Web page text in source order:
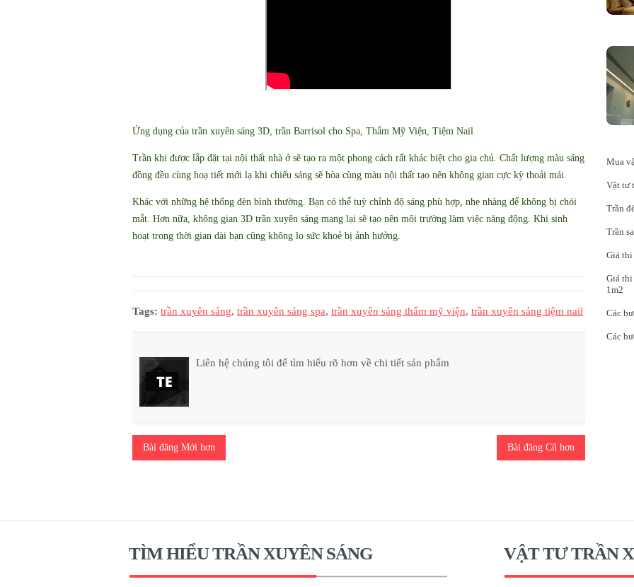
Ứng dụng của trần xuyên sáng 3D, trần Barrisol cho Spa, Thẩm Mỹ Viện, Tiệm Nail
Trần khi được lắp đặt tại nội thất nhà ở sẽ tạo ra một phong cách rất khác biệt cho gia chủ. Chất lượng màu sáng
đồng đều cùng hoạ tiết mới lạ khi chiếu sáng sẽ hòa cùng màu nội thất tạo nên không gian cực kỳ thoải mái.
Khác với những hệ thống đèn bình thường. Bạn có thể tuỳ chỉnh độ sáng phù hợp, nhẹ nhàng để không bị chói
mắt. Hơn nữa, không gian 3D trần xuyên sáng mang lại sẽ tạo nên môi trường làm việc năng động. Khi sinh
hoạt trong thời gian dài bạn cũng không lo sức khoẻ bị ảnh hưởng.
Tags: trần xuyên sáng, trần xuyên sáng spa, trần xuyên sáng thẩm mỹ viện, trần xuyên sáng tiệm nail
Liên hệ chúng tôi để tìm hiểu rõ hơn về chi tiết sản phẩm
Bài đăng Mới hơn Bài đăng Cũ hơn
Mua
Vật tư
Trần
Trần
Giá thi
Giá thi
1m2
Các
Các
TÌM HIỂU TRẦN XUYÊN SÁNG VẬT TƯ TRẦN